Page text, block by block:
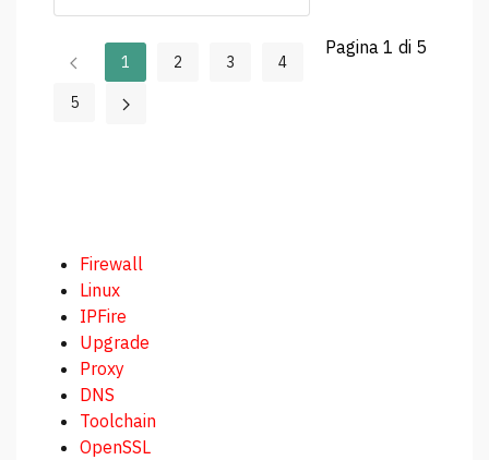
Pagina 1 di 5
1 2 3 4
5
Firewall
Linux
IPFire
Upgrade
Proxy
DNS
Toolchain
OpenSSL